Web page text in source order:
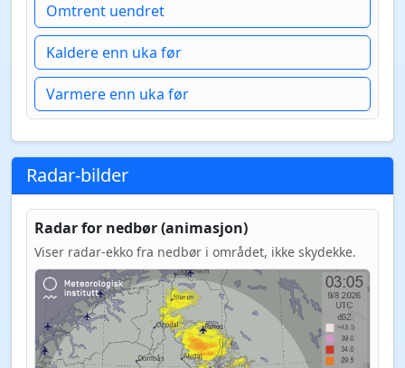
Omtrent uendret
Kaldere enn uka før
Varmere enn uka før
Radar-bilder
Radar for nedbør (animasjon)
Viser radar-ekko fra nedbør i området, ikke skydekke.